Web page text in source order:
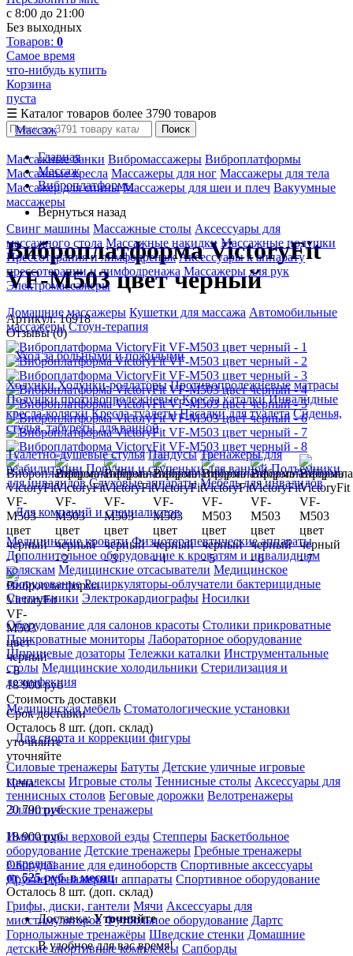
с 8:00 до 21:00
Без выходных
Товаров: 0
Самое время
что-нибудь купить
Корзина
пуста
☰ Каталог товаров более 3790 товаров
Массаж
Массажные банки Вибромассажеры Виброплатформы
Массажные кресла Массажеры для ног Массажеры для тела
Массажер для спины Массажеры для шеи и плеч Вакуумные
массажеры
Свинг машины Массажные столы Аксессуары для
массажного стола Массажные накидки Массажные подушки
Прессотерапия и лимфодренаж Аксессуары к аппарату
прессотерапии и лимфодренажа Массажеры для рук
Электромассажеры
Домашние массажеры Кушетки для массажа Автомобильные
массажеры Стоун-терапия
Уход за больными и пожилыми
ХодункиХодунки-роллаторы Противопролежневые матрасы
Подушки противопролежневые Кресла каталки Инвалидные
кресла-коляски Кресла-туалеты Насадки для туалета Сиденья,
стулья, табуреты для ванной
Туалетно-душевые стулья Пандусы Тренажеры для
реабилитации Поручни и ступеньки для ванной Подъемники
для инвалидов Слуховые аппараты Мебель для инвалидов
Для компаний и специалистов
Медицинские кровати Физиотерапевтические аппараты
Дополнительное оборудование к кроватям и инвалидным
коляскам Медицинские отсасыватели Медицинское
оборудование Рециркуляторы-облучатели бактерицидные
Светильники Электрокардиографы Носилки
Оборудование для салонов красоты Столики прикроватные
Прикроватные мониторы Лабораторное оборудование
Шприцевые дозаторы Тележки каталки Инструментальные
столы Медицинские холодильники Стерилизация и
дезинфекция
Медицинская мебель Стоматологические установки
Для спорта и коррекции фигуры
Силовые тренажеры Батуты Детские уличные игровые
комплексы Игровые столы Теннисные столы Аксессуары для
теннисных столов Беговые дорожки Велотренажеры
Эллиптические тренажеры
Имитаторы верховой езды Степперы Баскетбольное
оборудование Детские тренажеры Гребные тренажеры
Оборудование для единоборств Спортивные аксессуары
Другие тренажеры и аппараты Спортивное оборудование
Грифы, диски, гантели Мячи Аксессуары для
миостимуляторов Футбольное оборудование Дартс
Горнолыжные тренажёры Шведские стенки Домашние
детские спортивные комплексы Сапборды
Поиск
Главная
Массаж
Виброплатформы
Вернуться назад
Виброплатформа VictoryFit
VF-M503 цвет черный
Артикул: 16918
Отзывы (0)
18 900 руб
Стоимость доставки
Срок доставки
Осталось 8 шт. (доп. склад)
уточняйте
уточняйте
Цена:
20 790руб
18 900руб
в кредит:
от 525 руб. в месяц
Осталось 8 шт. (доп. склад)
Доставка:Уточняйте
В удобное для вас время!